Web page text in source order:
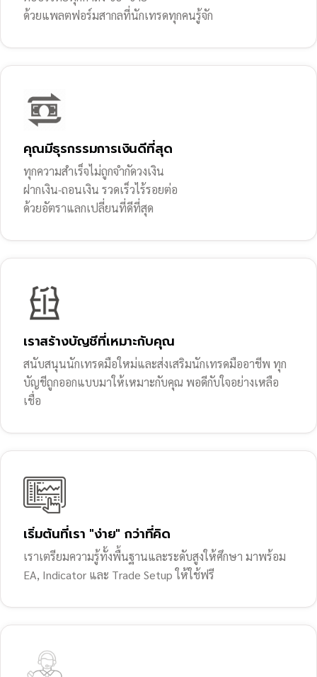
ด้วยแพลตฟอร์มสากลที่นักเทรดทุกคนรู้จัก
คุณมีธุรกรรมการเงินดีที่สุด
ทุกความสำเร็จไม่ถูกจำกัดวงเงิน
ฝากเงิน-ถอนเงิน รวดเร็วไร้รอยต่อ
ด้วยอัตราแลกเปลี่ยนที่ดีที่สุด
เราสร้างบัญชีที่เหมาะกับคุณ
สนับสนุนนักเทรดมือใหม่และส่งเสริมนักเทรดมืออาชีพ ทุก
บัญชีถูกออกแบบมาให้เหมาะกับคุณ พอดีกับใจอย่างเหลือ
เชื่อ
เริ่มต้นที่เรา "ง่าย" กว่าที่คิด
เราเตรียมความรู้ทั้งพื้นฐานและระดับสูงให้ศึกษา มาพร้อม
EA, Indicator และ Trade Setup ให้ใช้ฟรี